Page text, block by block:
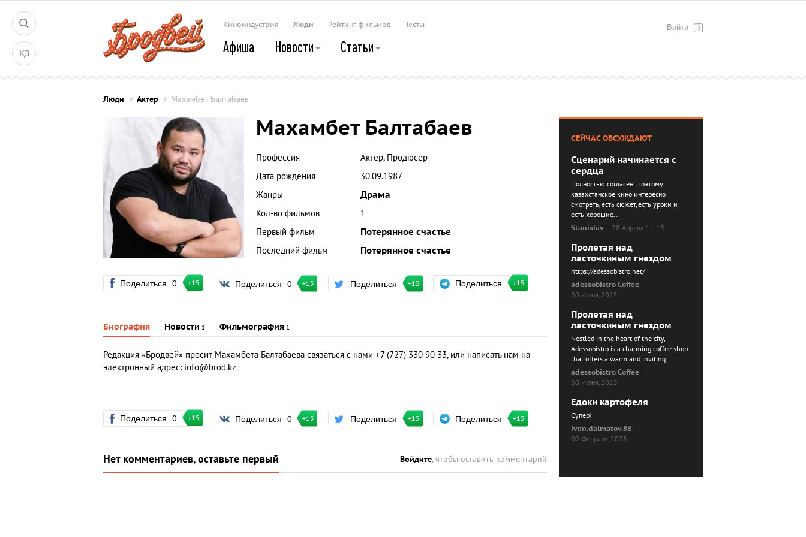
ҚЗ
Войти
Киноиндустрия Люди Рейтинг фильмов Тесты
Афиша Новости Статьи
Люди Актер Махамбет Балтабаев
Махамбет Балтабаев
Профессия
Актер, Продюсер
Дата рождения
30.09.1987
Жанры
Драма
Кол-во фильмов
1
Первый фильм
Потерянное счастье
Последний фильм
Потерянное счастье
Поделиться 0 +15 Поделиться 0 +15 Поделиться +15 Поделиться +15
Биография Новости 1 Фильмография 1
Редакция «Бродвей» просит Махамбета Балтабаева связаться с нами +7 (727) 330 90 33, или написать нам на
электронный адрес: info@brod.kz.
Поделиться 0 +15 Поделиться 0 +15 Поделиться +15 Поделиться +15
Нет комментариев, оставьте первый Войдите, чтобы оставить комментарий
СЕЙЧАС ОБСУЖДАЮТ
Сценарий начинается с
сердца
Полностью согласен. Поэтому
казахстанское кино интересно
смотреть, есть сюжет, есть уроки и
есть хорошие...
Stanislav
28 Апреля 11:13
Пролетая над
ласточкиным гнездом
https://adessobistro.net/
adessobistro Coffee
30 Июня, 2025
Пролетая над
ласточкиным гнездом
Nestled in the heart of the city,
Adessobistro is a charming coffee shop
that offers a warm and inviting...
adessobistro Coffee
30 Июня, 2025
Едоки картофеля
Cупер!
ivan.dalmatov.88
09 Февраля, 2025